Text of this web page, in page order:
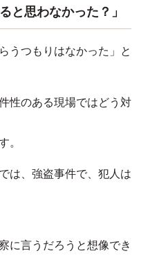
と思わなかった？」
うつもりはなかった」と
性のある現場ではどう対
。
は、強盗事件で、犯人は
に言うだろうと想像でき